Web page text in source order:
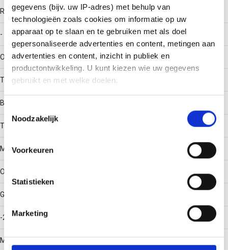
gegevens (bijv. uw IP-adres) met behulp van
technologieën zoals cookies om informatie op uw
apparaat op te slaan en te gebruiken met als doel
gepersonaliseerde advertenties en content, metingen aan
advertenties en content, inzicht in publiek en
productontwikkeling. U kunt kiezen wie uw gegevens
gebruikt en met welke doelen.
Informatie verzamelen over uw geografische locatie,
Uw apparaat identificeren door het actief te scannen
op specifieke eigenschappen (fingerprinting)
verwerkt en stel uw voorkeuren in het
detailgedeelte in.
personaliseren, om functies voor social media te bieden
Noodzakelijk
Voorkeuren
Statistieken
Marketing
RAL-nummer
-
Oppervlaktebescherming
Thermisch verzinkt (Hot-dip)
Bouwvorm
T-stuk horizontaal
Materiaalkwaliteit
Overig
Gebruikstemperatuur
-20 - 120
Materiaal